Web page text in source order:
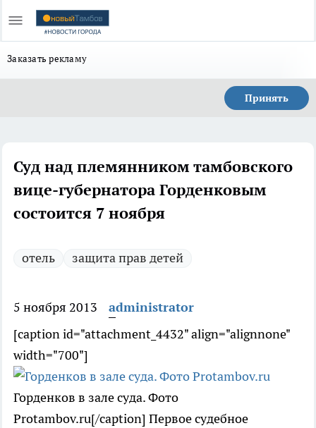
Заказать рекламу
Принять
Суд над племянником тамбовского
вице-губернатора Горденковым
состоится 7 ноября
отель защита прав детей
5 ноября 2013
administrator
[caption id="attachment_4432" align="alignnone"
width="700"]
Горденков в зале суда. Фото
Protambov.ru[/caption] Первое судебное